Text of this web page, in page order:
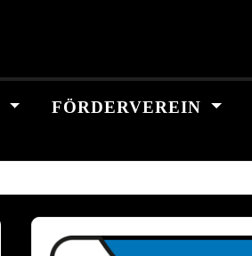
FÖRDERVEREIN